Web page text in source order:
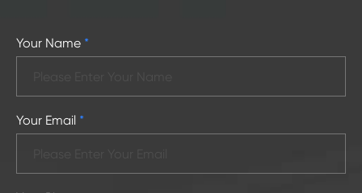
Your Name *
Your Email *